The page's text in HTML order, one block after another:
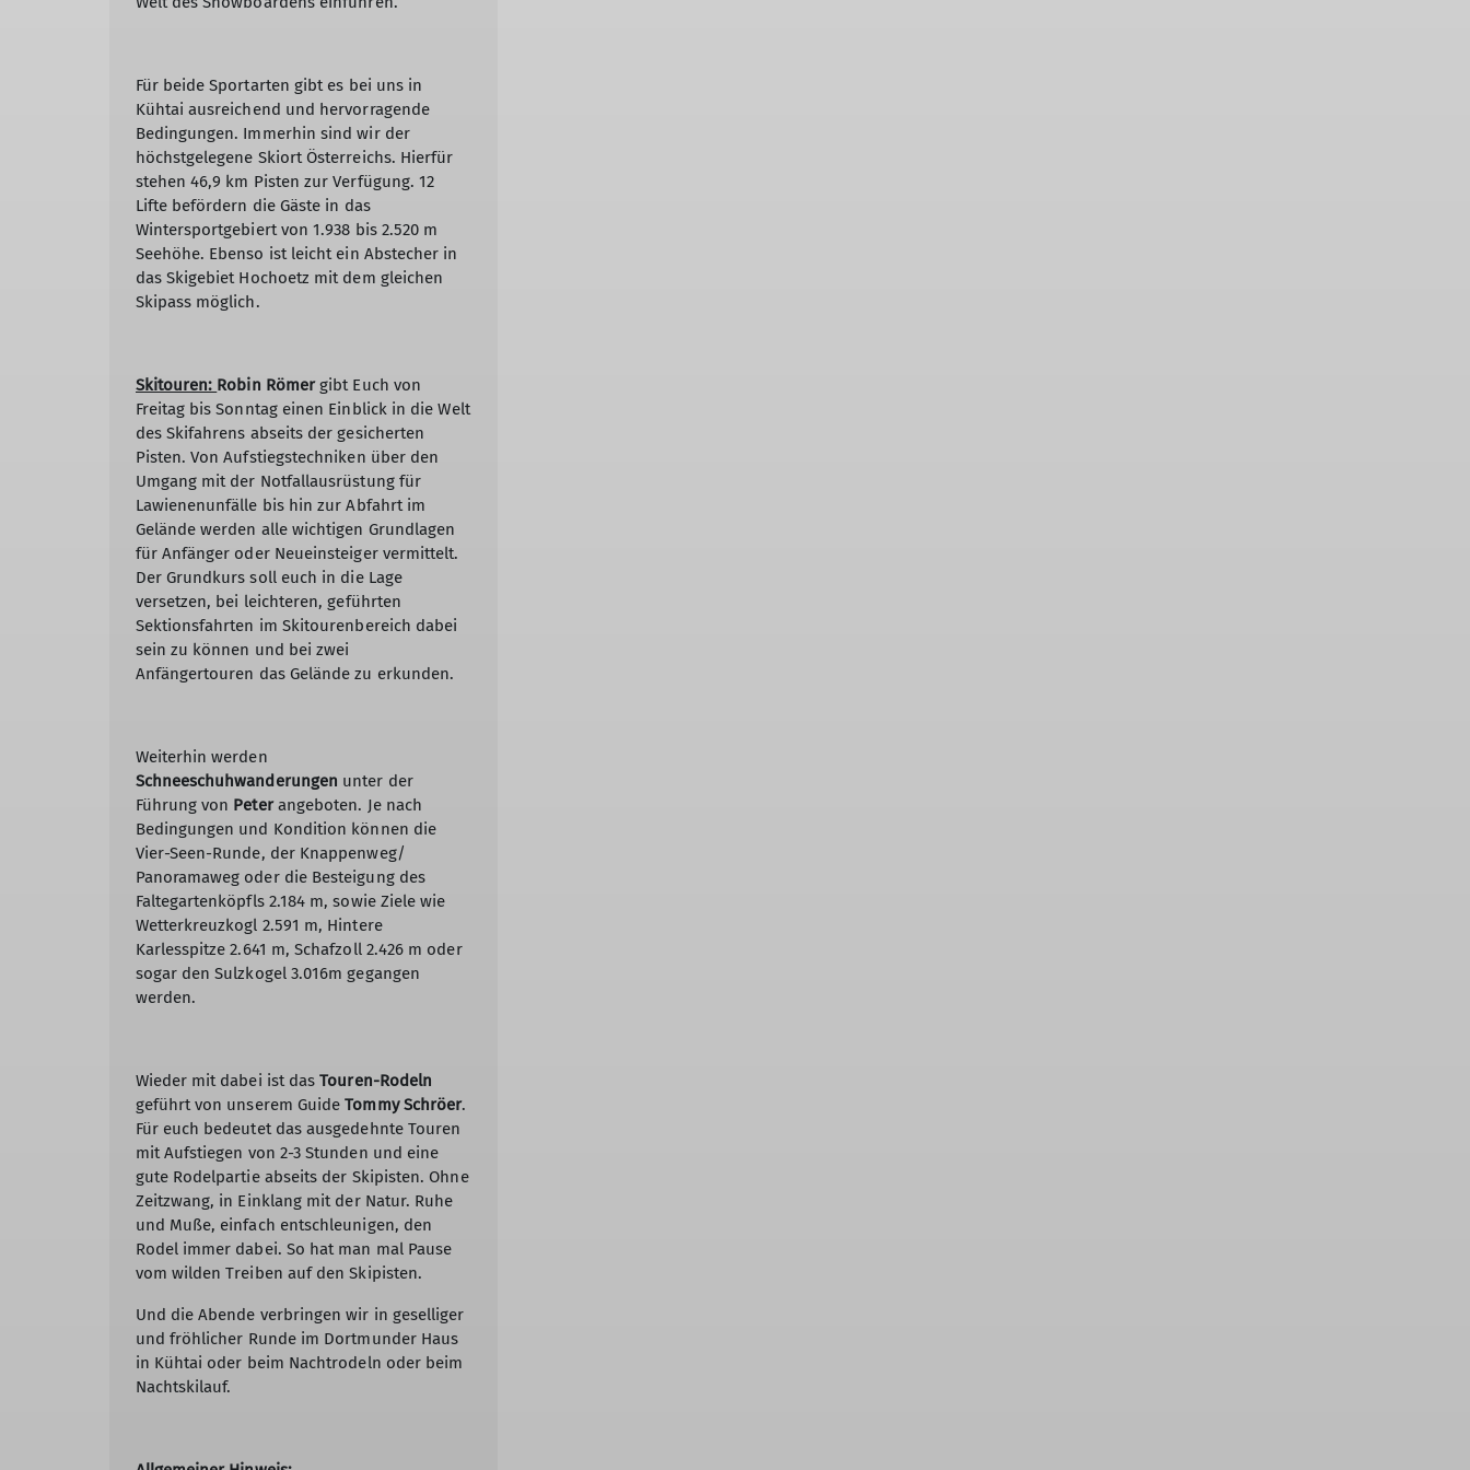
Für beide Sportarten gibt es bei uns in
Kühtai ausreichend und hervorragende
Bedingungen. Immerhin sind wir der
höchstgelegene Skiort Österreichs. Hierfür
stehen 46,9 km Pisten zur Verfügung. 12
Lifte befördern die Gäste in das
Wintersportgebiert von 1.938 bis 2.520 m
Seehöhe. Ebenso ist leicht ein Abstecher in
das Skigebiet Hochoetz mit dem gleichen
Skipass möglich.
Skitouren: Robin Römergibt Euch von
Freitag bis Sonntag einen Einblick in die Welt
des Skifahrens abseits der gesicherten
Pisten. Von Aufstiegstechniken über den
Umgang mit der Notfallausrüstung für
Lawienenunfälle bis hin zur Abfahrt im
Gelände werden alle wichtigen Grundlagen
für Anfänger oder Neueinsteiger vermittelt.
Der Grundkurs soll euch in die Lage
versetzen, bei leichteren, geführten
Sektionsfahrten im Skitourenbereich dabei
sein zu können und bei zwei
Anfängertouren das Gelände zu erkunden.
Weiterhin werden
Schneeschuhwanderungen unter der
Führung von Peterangeboten. Je nach
Bedingungen und Kondition können die
Vier-Seen-Runde, der Knappenweg/
Panoramaweg oder die Besteigung des
Faltegartenköpfls 2.184 m, sowie Ziele wie
Wetterkreuzkogl 2.591 m, Hintere
Karlesspitze 2.641 m, Schafzoll 2.426 m oder
sogar den Sulzkogel 3.016m gegangen
werden.
Wieder mit dabei ist dasTouren-Rodeln
geführt von unserem GuideTommy Schröer.
Für euch bedeutet das ausgedehnte Touren
mit Aufstiegen von 2-3 Stunden und eine
gute Rodelpartie abseits der Skipisten. Ohne
Zeitzwang, in Einklang mit der Natur. Ruhe
und Muße, einfach entschleunigen, den
Rodel immer dabei. So hat man mal Pause
vom wilden Treiben auf den Skipisten.
Und die Abende verbringen wir in geselliger
und fröhlicher Runde im Dortmunder Haus
in Kühtai oder beim Nachtrodeln oder beim
Nachtskilauf.